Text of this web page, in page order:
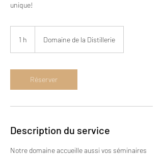
unique!
1 h Domaine de la Distillerie
Réserver
Description du service
Notre domaine accueille aussi vos séminaires